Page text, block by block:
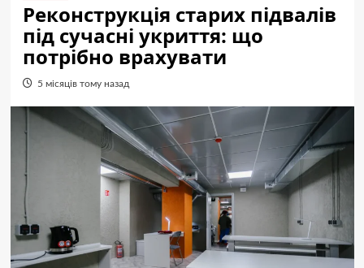
Реконструкція старих підвалів
під сучасні укриття: що
потрібно врахувати
5 місяців тому назад